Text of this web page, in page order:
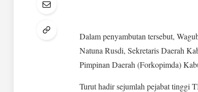
Dalam penyambutan tersebut,
Natuna Rusdi, Sekretaris Daerah
Pimpinan Daerah (Forkopimda)
Turut hadir sejumlah pejabat tinggi